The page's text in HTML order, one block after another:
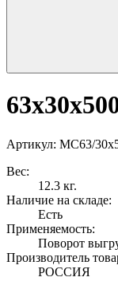
Артикул: МС63/
Вес:
12.3 кг.
Наличие на складе:
Есть
Применяемость:
Поворот
Производитель
РОССИЯ